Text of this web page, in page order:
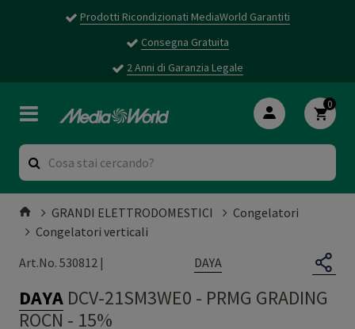
Prodotti Ricondizionati MediaWorld Garantiti
Consegna Gratuita
2 Anni di Garanzia Legale
0
GRANDI ELETTRODOMESTICI
Congelatori
Congelatori verticali
Art.No. 530812 |
DAYA
DAYA DCV-21SM3WE0 - PRMG GRADING
ROCN - 15%